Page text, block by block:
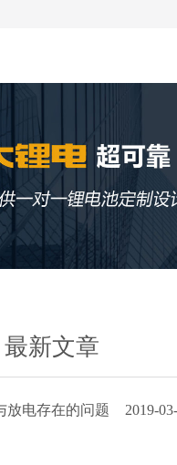
最新文章
放电存在的问题 2019-